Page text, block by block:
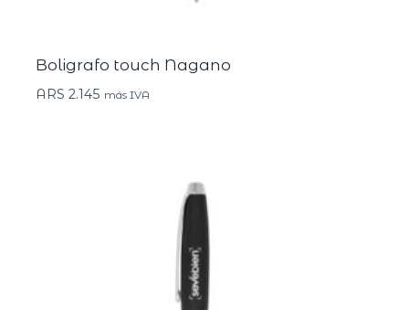
Boligrafo touch Nagano
ARS 2.145 más IVA